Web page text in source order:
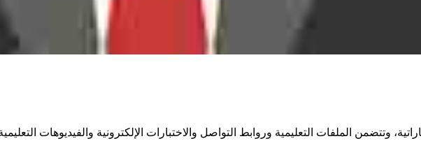
وتتضمن الملفات التعليمية وروابط التواصل والاختبارات الإلكترونية والفيديوهات